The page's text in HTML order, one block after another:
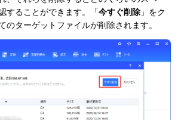
することができます。「今すぐ削除 」をク
のターゲットファイルが削除されます。